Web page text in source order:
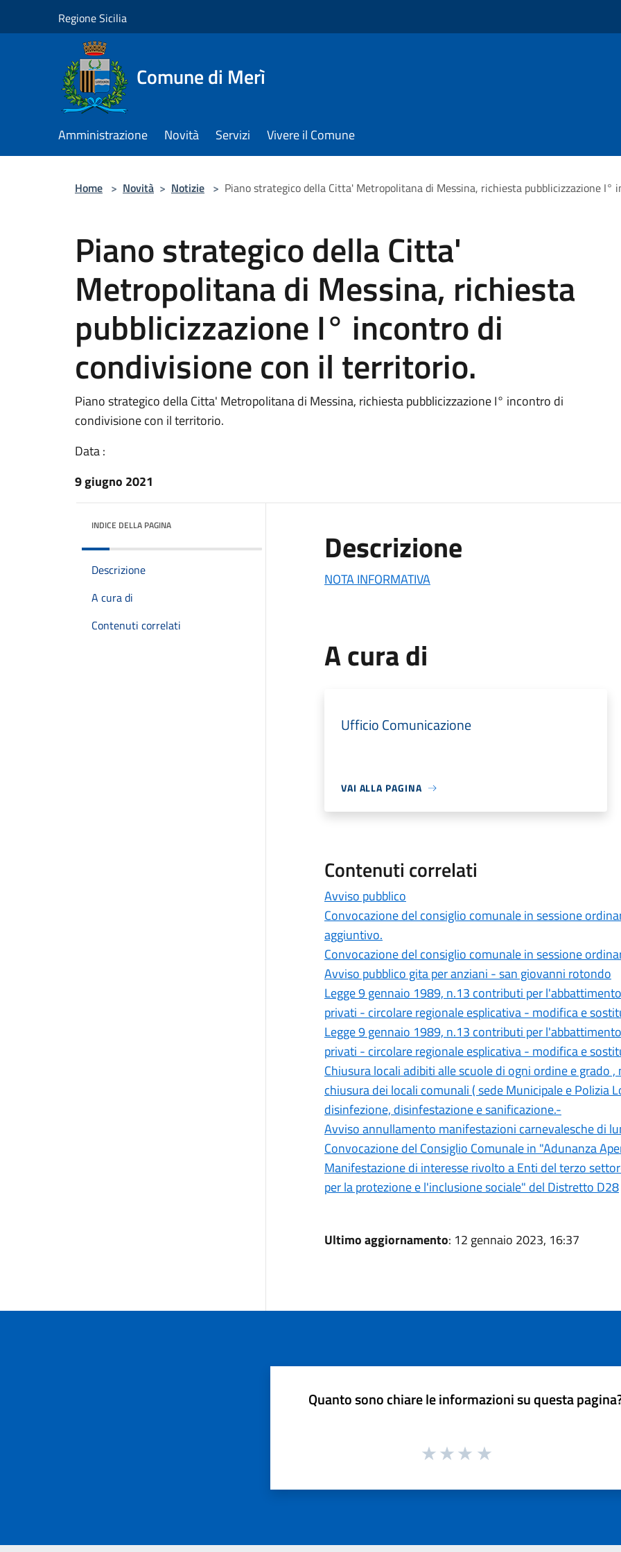
Regione Sicilia
Comune di Merì
Amministrazione Novità Servizi Vivere il Comune
Home > Novità > Notizie > Piano strategico della Citta' Metropolitana di Messina, richiesta pubblicizzazione
Piano strategico della Citta'
Metropolitana di Messina, richiesta
pubblicizzazione I° incontro di
condivisione con il territorio.
Piano strategico della Citta' Metropolitana di Messina, richiesta pubblicizzazione I° incontro di
condivisione con il territorio.
Data :
9 giugno 2021
INDICE DELLA PAGINA
Descrizione
A cura di
Contenuti correlati
Descrizione
NOTA INFORMATIVA
A cura di
Ufficio Comunicazione
VAI ALLA PAGINA
Contenuti correlati
Avviso pubblico
Convocazione del consiglio comunale in sessione
aggiuntivo.
Convocazione del consiglio comunale in sessione
Avviso pubblico gita per anziani - san giovanni rotondo
Legge 9 gennaio 1989, n.13 contributi per
privati - circolare regionale esplicativa - modifica e
Legge 9 gennaio 1989, n.13 contributi per
privati - circolare regionale esplicativa - modifica e
Chiusura locali adibiti alle scuole di ogni ordine e grado
chiusura dei locali comunali ( sede Municipale e Polizia
disinfezione, disinfestazione e sanificazione.-
Avviso annullamento manifestazioni carnevalesche di
Convocazione del Consiglio Comunale in "Adunanza
Manifestazione di interesse rivolto a Enti del terzo
per la protezione e l'inclusione sociale" del Distretto D28
Ultimo aggiornamento: 12 gennaio 2023, 16:37
Quanto sono chiare le informazioni su questa